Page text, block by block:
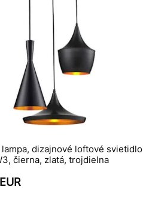
lampa, dizajnové loftové svietidlo
čierna, zlatá, trojdielna